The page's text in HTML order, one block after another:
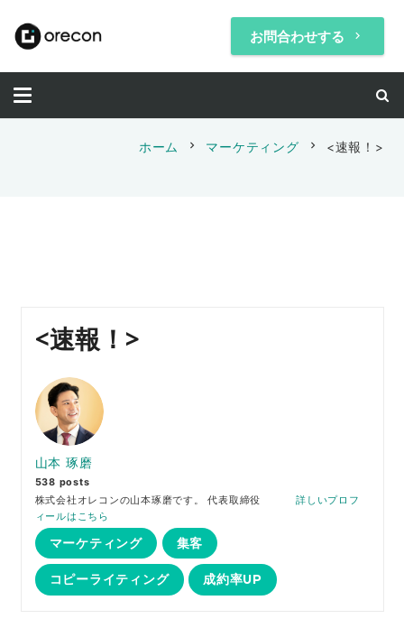
お問合わせする keyboard_arrow_right
ホーム chevron_right マーケティング chevron_right <速報！>
<速報！>
山本 琢磨
538 posts
株式会社オレコンの山本琢磨です。 代表取締役 詳しいプロフ
ィールはこちら
マーケティング 集客
コピーライティング 成約率UP